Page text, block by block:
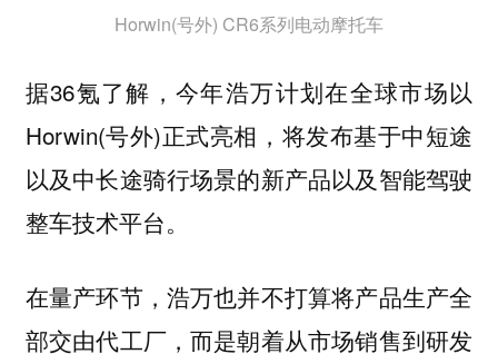
Horwin(号外) CR6系列电动摩托车
据36氪了解，今年浩万计划在全球市场以
Horwin(号外)正式亮相，将发布基于中短途
以及中长途骑行场景的新产品以及智能驾驶
整车技术平台。
在量产环节，浩万也并不打算将产品生产全
部交由代工厂，而是朝着从市场销售到研发